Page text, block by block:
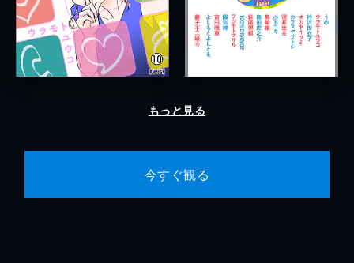
もっと見る
今すぐ観る